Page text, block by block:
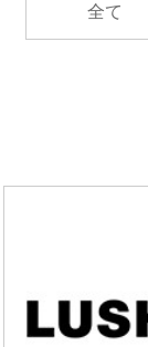
全て